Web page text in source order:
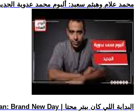
.. محمد علام وهيثم سعيد: ألبوم محمد عدوية
.. فيلم Spider-Man: Brand New Day | البداية اللي كان بيتر محتا